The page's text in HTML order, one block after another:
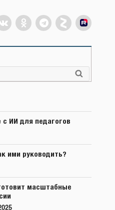
ИИ для педагогов
ими руководить?
масштабные